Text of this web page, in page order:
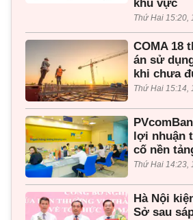
khu vực
Thứ Hai 15:20,
COMA 18
án sử
khi chưa
Thứ Hai 15:14,
lợi nhuận
cố nền
Thứ Hai 14:23,
Hà Nội
Sở sau